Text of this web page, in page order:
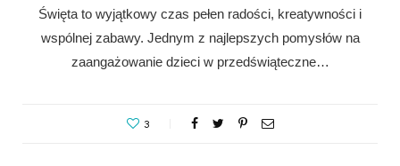
Święta to wyjątkowy czas pełen radości, kreatywności i
wspólnej zabawy. Jednym z najlepszych pomysłów na
zaangażowanie dzieci w przedświąteczne…
3